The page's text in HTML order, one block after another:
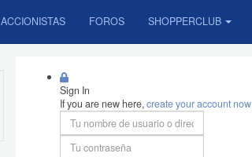
ACCIONISTAS FOROS SHOPPERCLUB
Sign In
If you are new here,create your account now